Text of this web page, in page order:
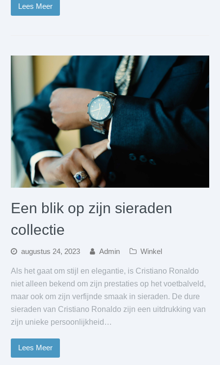
Lees Meer
Een blik op zijn sieraden
collectie
augustus 24, 2023 Admin Winkel
Als het gaat om stijl en elegantie, is Cristiano Ronaldo
niet alleen bekend om zijn prestaties op het voetbalveld,
maar ook om zijn verfijnde smaak in sieraden. De dure
sieraden van Cristiano Ronaldo zijn een uitdrukking van
zijn unieke persoonlijkheid…
Lees Meer